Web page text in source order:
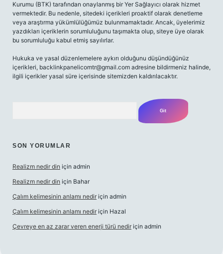
Kurumu (BTK) tarafından onaylanmış bir Yer Sağlayıcı olarak hizmet
vermektedir. Bu nedenle, sitedeki içerikleri proaktif olarak denetleme
veya araştırma yükümlülüğümüz bulunmamaktadır. Ancak, üyelerimiz
yazdıkları içeriklerin sorumluluğunu taşımakta olup, siteye üye olarak
bu sorumluluğu kabul etmiş sayılırlar.
Hukuka ve yasal düzenlemelere aykırı olduğunu düşündüğünüz
içerikleri, backlinkpanelicomtr@gmail.com adresine bildirmeniz halinde,
ilgili içerikler yasal süre içerisinde sitemizden kaldırılacaktır.
SON YORUMLAR
Realizm nedir din için admin
Realizm nedir din için Bahar
Çalım kelimesinin anlamı nedir için admin
Çalım kelimesinin anlamı nedir için Hazal
Çevreye en az zarar veren enerji türü nedir için admin